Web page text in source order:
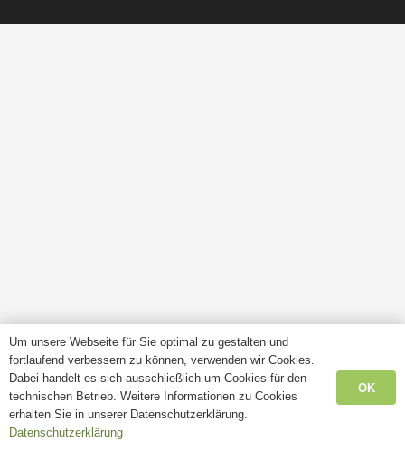
Um unsere Webseite für Sie optimal zu gestalten und
fortlaufend verbessern zu können, verwenden wir Cookies.
Dabei handelt es sich ausschließlich um Cookies für den
technischen Betrieb. Weitere Informationen zu Cookies
erhalten Sie in unserer Datenschutzerklärung.
Datenschutzerklärung
OK